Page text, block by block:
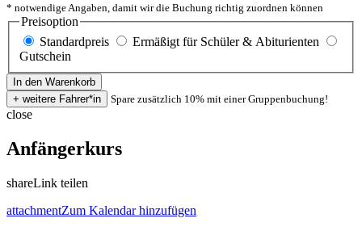
* notwendige Angaben, damit wir die Buchung richtig zuordnen können
Preisoption
Standardpreis
Ermäßigt für Schüler & Abiturienten
Gutschein
Spare zusätzlich 10% mit einer Gruppenbuchung!
close
Anfängerkurs
shareLink teilen
attachmentZum Kalendar hinzufügen